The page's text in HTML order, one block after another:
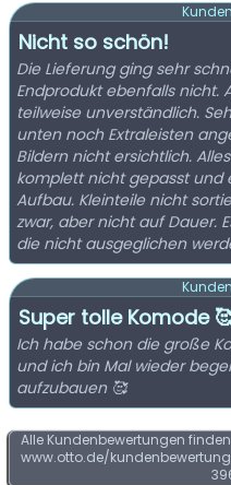
Nicht so schön!
Die Lieferung ging sehr
Endprodukt ebenfalls nicht.
teilweise unverständlich.
unten noch Extraleisten
Bildern nicht ersichtlich.
komplett nicht gepasst und
Aufbau. Kleinteile nicht
zwar, aber nicht auf Dauer.
die nicht ausgeglichen
Super tolle Komode
Ich habe schon die große
und ich bin Mal wieder
aufzubauen 🥰
Alle Kundenbewertungen
www.otto.de/